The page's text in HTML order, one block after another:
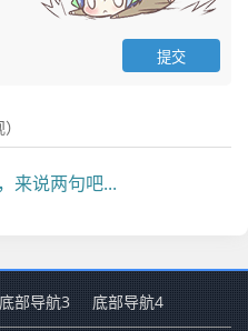
来说两句吧...
底部导航3 底部导航4